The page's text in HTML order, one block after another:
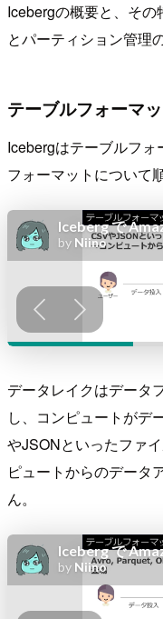
Icebergの概要と、そ
とパーティション管理
テーブルフォーマ
Icebergはテーブルフ
フォーマットについて
データレイクはデータ
し、コンピュートがデ
やJSONといったファ
ピュートからのデータ
ん。